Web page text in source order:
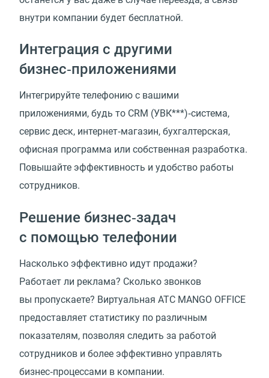
внутри компании будет бесплатной.
Интеграция с другими
бизнес‑приложениями
Интегрируйте телефонию с вашими
приложениями, будь то СRM (УВК***)‑система,
сервис деск, интернет‑магазин, бухгалтерская,
офисная программа или собственная разработка.
Повышайте эффективность и удобство работы
сотрудников.
Решение бизнес‑задач
с помощью телефонии
Насколько эффективно идут продажи?
Работает ли реклама? Сколько звонков
вы пропускаете? Виртуальная АТС MANGO OFFICE
предоставляет статистику по различным
показателям, позволяя следить за работой
сотрудников и более эффективно управлять
бизнес‑процессами в компании.